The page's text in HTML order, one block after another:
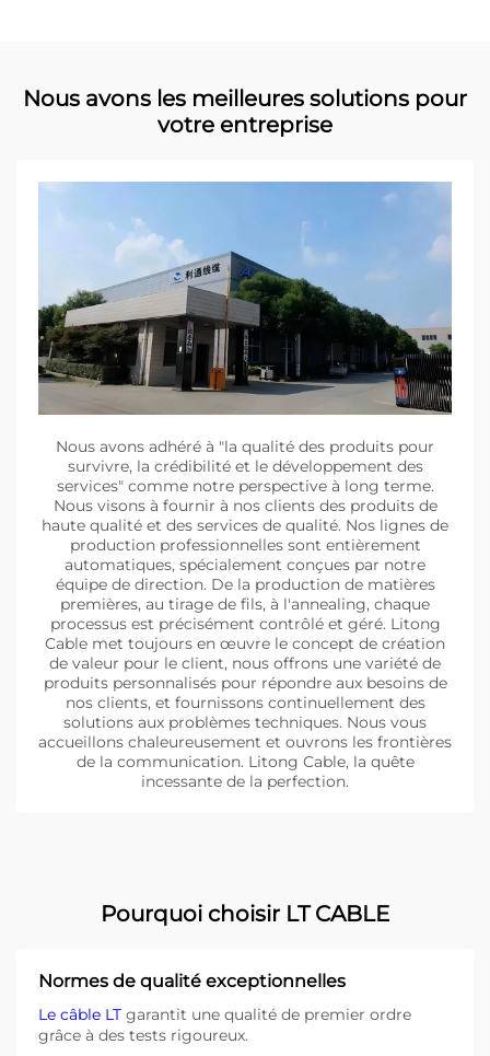
Nous avons les meilleures solutions pour
votre entreprise
Nous avons adhéré à "la qualité des produits pour
survivre, la crédibilité et le développement des
services" comme notre perspective à long terme.
Nous visons à fournir à nos clients des produits de
haute qualité et des services de qualité. Nos lignes de
production professionnelles sont entièrement
automatiques, spécialement conçues par notre
équipe de direction. De la production de matières
premières, au tirage de fils, à l'annealing, chaque
processus est précisément contrôlé et géré. Litong
Cable met toujours en œuvre le concept de création
de valeur pour le client, nous offrons une variété de
produits personnalisés pour répondre aux besoins de
nos clients, et fournissons continuellement des
solutions aux problèmes techniques. Nous vous
accueillons chaleureusement et ouvrons les frontières
de la communication. Litong Cable, la quête
incessante de la perfection.
Pourquoi choisir LT CABLE
Normes de qualité exceptionnelles
Le câble LT garantit une qualité de premier ordre
grâce à des tests rigoureux.